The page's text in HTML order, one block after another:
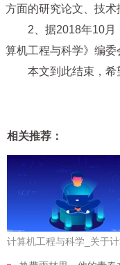
方面的研究论文、技术
2、据2018年10月
算机工程与科学》编委
本文到此结束，希
相关推荐：